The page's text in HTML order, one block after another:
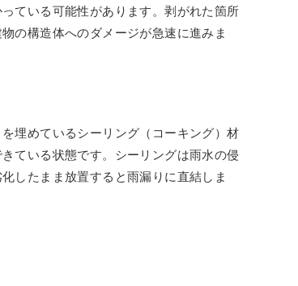
ている可能性があります。剥がれた箇所
の構造体へのダメージが急速に進みま
埋めているシーリング（コーキング）材
ている状態です。シーリングは雨水の侵
したまま放置すると雨漏りに直結しま